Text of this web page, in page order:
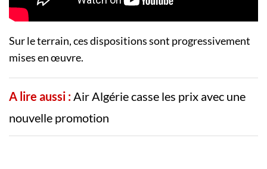
Sur le terrain, ces dispositions sont progressivement
mises en œuvre.
A lire aussi :Air Algérie casse les prix avec une
nouvelle promotion